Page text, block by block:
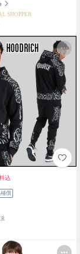
SHOPPER
込
償